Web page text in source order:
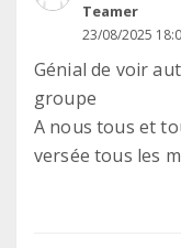
Teamer
23/08/2025
Génial de voir
groupe
A nous tous et
versée tous les